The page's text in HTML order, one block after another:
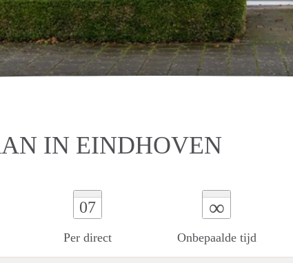
IN EINDHOVEN
07
Per direct
∞
Onbepaalde tijd